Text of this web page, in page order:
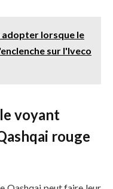
adopter lorsque le
sur l'Iveco
voyant
rouge